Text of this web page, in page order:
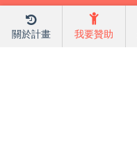
關於計畫 我要贊助